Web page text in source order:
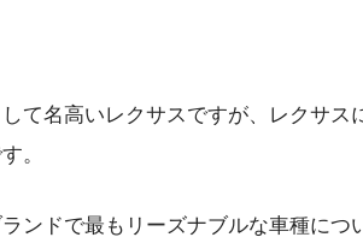
て名高いレクサスですが、レクサス
。
ンドで最もリーズナブルな車種につ